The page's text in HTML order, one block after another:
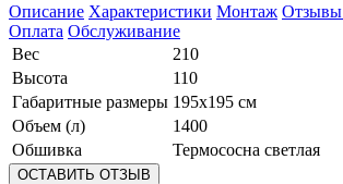
Описание Характеристики Монтаж Отзывы
Оплата Обслуживание
Вес
210
Высота
110
Габаритные размеры 195х195 см
Объем (л)
1400
Обшивка
Термососна светлая
ОСТАВИТЬ ОТЗЫВ